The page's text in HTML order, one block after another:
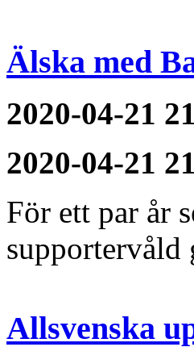
Älska med
2020-04-21
2020-04-21
För ett par år
supportervåld
Allsvenska